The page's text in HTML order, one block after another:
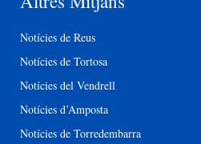
Notícies de Reus
Notícies de Tortosa
Notícies del Vendrell
Notícies d’Amposta
Notícies de Torredembarra